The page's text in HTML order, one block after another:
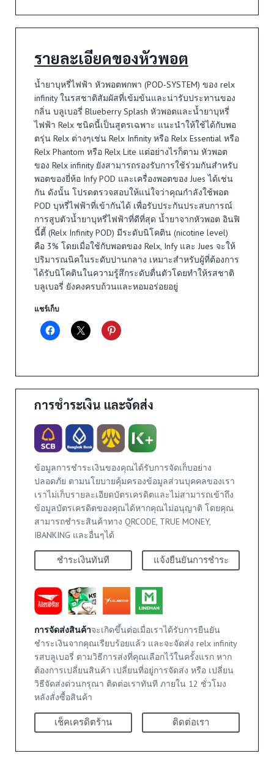
รายละเอียดของหัวพอต
น้ำยาบุหรี่ไฟฟ้า หัวพอตพกพา (POD-SYSTEM) ของ relx
infinity ในรสชาติสัมผัสที่เข้มข้นและน่ารับประทานของ
กลิ่น บลูเบอรี่ Blueberry Splash หัวพอตและน้ำยาบุหรี่
ไฟฟ้า Relx ชนิดนี้เป็นสูตรเฉพาะ แนะนำให้ใช้ได้กับพอ
ตรุ่น Relx ต่างๆเช่น Relx Infinity หรือ Relx Essential หรือ
Relx Phantom หรือ Relx Lite แต่อย่างไรก็ตาม หัวพอต
ของ Relx infinity ยังสามารถรองรับการใช้ร่วมกันสำหรับ
พอตของยี่ห้อ Infy POD และเครื่องพอตของ Jues ได้เช่น
กัน ดังนั้น โปรดตรวจสอบให้แน่ใจว่าคุณกำลังใช้พอต
POD บุหรี่ไฟฟ้าที่เข้ากันได้ เพื่อรับประกันประสบการณ์
การสูบตัวน้ำยาบุหรี่ไฟฟ้าที่ดีที่สุด น้ำยาจากหัวพอต อินฟิ
นี้ตี้ (Relx Infinity POD) มีระดับนิโคติน (nicotine level)
คือ 3% โดยเมื่อใช้กับพอตของ Relx, Infy และ Jues จะให้
ปริมารณนิคในระดับปานกลาง เหมาะสำหรับผู้ที่ต้องการ
ได้รับนิโคตินในความรู้สึกระดับตื่นตัวโดยทำให้รสชาติ
บลูเบอรี่ ยังคงครบถ้วนและหอมอร่อยอยู่
แชร์เก็บ
การชำระเงิน และจัดส่ง
ข้อมูลการชำระเงินของคุณได้รับการจัดเก็บอย่าง
ปลอดภัย ตามนโยบายคุ้มครองข้อมูลส่วนบุคคลของเรา
เราไม่เก็บรายละเอียดบัตรเครดิตและไม่สามารถเข้าถึง
ข้อมูลบัตรเครดิตของคุณได้หากคุณไม่อนุญาติ โดยคุณ
สามารถชำระสินค้าทาง QRCODE, TRUE MONEY,
IBANKING และอื่นๆได้
ชำระเงินทันที แจ้งยืนยันการชำระ
การจัดส่งสินค้าจะเกิดขึ้นต่อเมื่อเราได้รับการยืนยัน
ชำระเงินจากคุณเรียบร้อยแล้ว และจะจัดส่ง relx infinity
รสบลูเบอรี่ ตามวิธีการส่งที่คุณเลือกไว้ในครั้งแรก หาก
ต้องการเปลี่ยนสินค้า เปลี่ยนที่อยู่การจัดส่ง หรือ เปลี่ยน
วิธีจัดส่งด่วนกรุณา ติดต่อเราทันที ภายใน 12 ชั่วโมง
หลังสั่งซื้อสินค้า
เช็คเครดิตร้าน ติดต่อเรา